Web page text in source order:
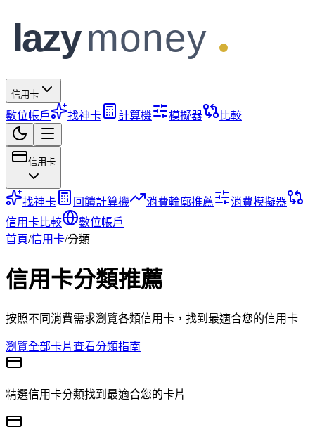
信用卡
數位帳戶 找神卡 計算機 模擬器 比較
信用卡
找神卡 回饋計算機 消費輪廓推薦
消費模擬器
信用卡比較
數位帳戶
首頁/信用卡/分類
信用卡分類推薦
按照不同消費需求瀏覽各類信用卡，找到最適合您的信用卡
瀏覽全部卡片 查看分類指南
精選信用卡分類找到最適合您的卡片